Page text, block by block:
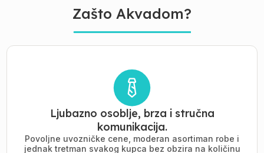
Zašto Akvadom?
Ljubazno osoblje, brza i stručna
komunikacija.
Povoljne uvozničke cene, moderan asortiman robe i
jednak tretman svakog kupca bez obzira na količinu